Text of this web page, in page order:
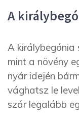
A
A királybegónia
mint a növény
nyár idején
vághatsz le
szár legalább